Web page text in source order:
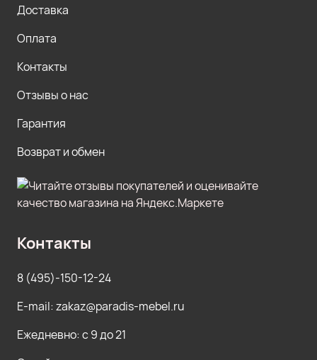
Доставка
Оплата
Контакты
Отзывы о нас
Гарантия
Возврат и обмен
Контакты
8 (495)-150-12-24
E-mail: zakaz@paradis-mebel.ru
Ежедневно: с 9 до 21